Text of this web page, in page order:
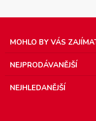
MOHLO BY VÁS
NEJPRODÁVANĚJŠÍ
NEJHLEDANĚJŠÍ